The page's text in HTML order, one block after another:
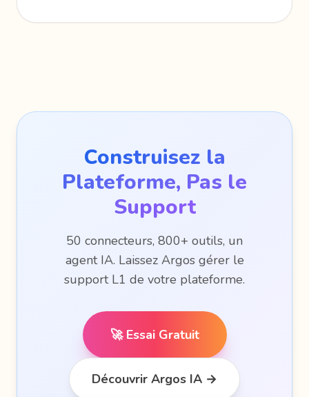
Construisez la
Plateforme, Pas le
Support
50 connecteurs, 800+ outils, un
agent IA. Laissez Argos gérer le
support L1 de votre plateforme.
🚀 Essai Gratuit
Découvrir Argos IA →